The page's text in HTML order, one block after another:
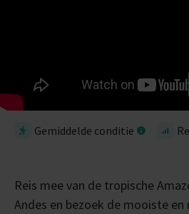
Gemiddelde conditie
Reis mee van de tropische
Andes en bezoek de mooiste